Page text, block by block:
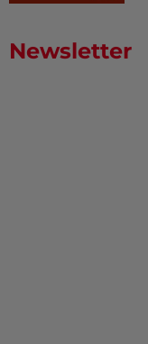
Newsletter